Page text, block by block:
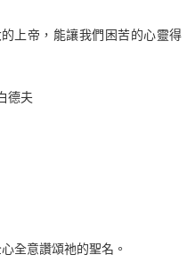
上帝，能讓我們困苦的心靈得
德夫
全意讚頌祂的聖名。